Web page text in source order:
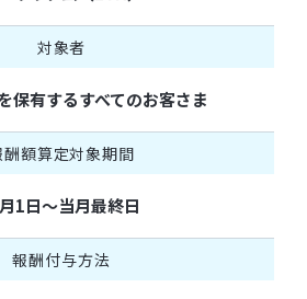
対象者
保有するすべてのお客さま
酬額算定対象期間
1日～当月最終日
報酬付与方法